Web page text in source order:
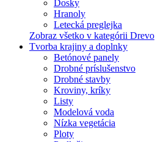
Dosky
Hranoly
Letecká preglejka
Zobraz všetko v kategórii Drevo
Tvorba krajiny a doplnky
Betónové panely
Drobné príslušenstvo
Drobné stavby
Kroviny, kríky
Listy
Modelová voda
Nízka vegetácia
Ploty